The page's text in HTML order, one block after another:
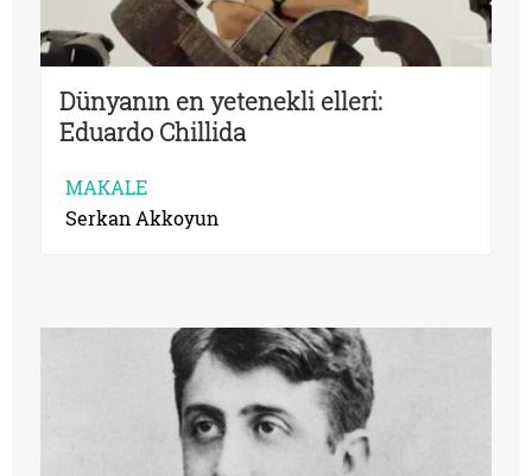
Dünyanın en yetenekli elleri:
Eduardo Chillida
MAKALE
Serkan Akkoyun